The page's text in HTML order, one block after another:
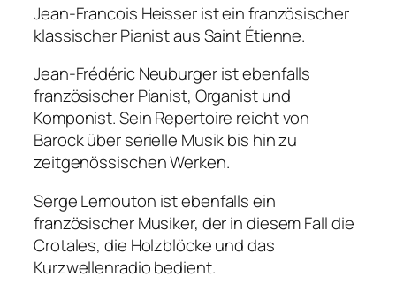
Jean-Francois Heisser ist ein französischer
klassischer Pianist aus Saint Étienne.
Jean-Frédéric Neuburger ist ebenfalls
französischer Pianist, Organist und
Komponist. Sein Repertoire reicht von
Barock über serielle Musik bis hin zu
zeitgenössischen Werken.
Serge Lemouton ist ebenfalls ein
französischer Musiker, der in diesem Fall die
Crotales, die Holzblöcke und das
Kurzwellenradio bedient.